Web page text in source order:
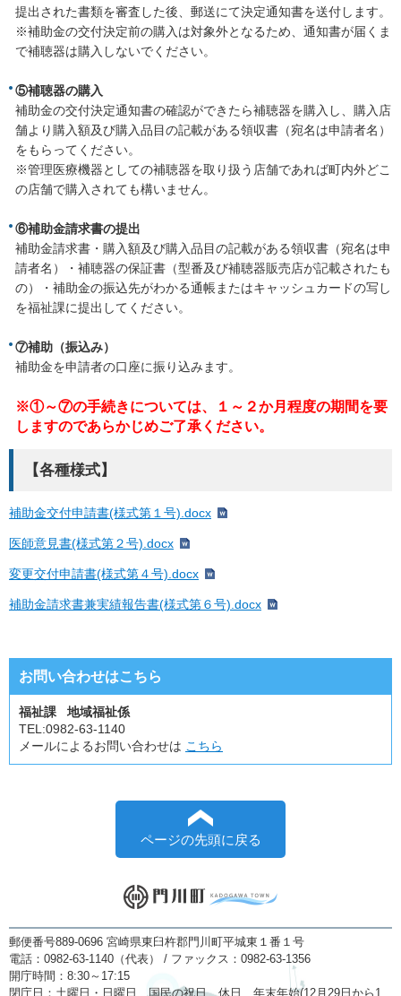
提出された書類を審査した後、郵送にて決定通知書を送付します。
※補助金の交付決定前の購入は対象外となるため、通知書が届くま
で補聴器は購入しないでください。
⑤補聴器の購入
補助金の交付決定通知書の確認ができたら補聴器を購入し、購入店
舗より購入額及び購入品目の記載がある領収書（宛名は申請者名）
をもらってください。
※管理医療機器としての補聴器を取り扱う店舗であれば町内外どこ
の店舗で購入されても構いません。
⑥補助金請求書の提出
補助金請求書・購入額及び購入品目の記載がある領収書（宛名は申
請者名）・補聴器の保証書（型番及び補聴器販売店が記載されたも
の）・補助金の振込先がわかる通帳またはキャッシュカードの写し
を福祉課に提出してください。
⑦補助（振込み）
補助金を申請者の口座に振り込みます。
※①～⑦の手続きについては、１～２か月程度の期間を要
しますのであらかじめご了承ください。
【各種様式】
補助金交付申請書(様式第１号).docx
医師意見書(様式第２号).docx
変更交付申請書(様式第４号).docx
補助金請求書兼実績報告書(様式第６号).docx
お問い合わせはこちら
福祉課 地域福祉係
TEL:0982-63-1140
メールによるお問い合わせは こちら
ページの先頭に戻る
郵便番号889-0696 宮崎県東臼杵郡門川町平城東１番１号
電話：0982-63-1140（代表） / ファックス：0982-63-1356
開庁時間：8:30～17:15
閉庁日：土曜日・日曜日、国民の祝日、休日、年末年始(12月29日から1